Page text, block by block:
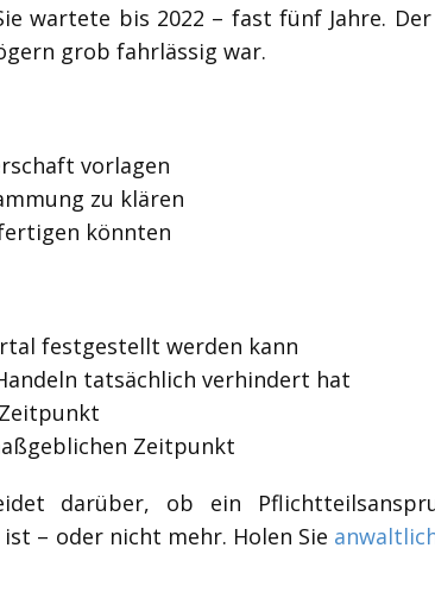
wartete bis 2022 – fast fünf Jahre.
grob fahrlässig war.
vorlagen
zu klären
könnten
festgestellt werden kann
tatsächlich verhindert hat
Zeitpunkt
darüber, ob ein
– oder nicht mehr. Holen Sie